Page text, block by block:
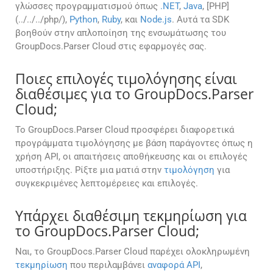
γλώσσες προγραμματισμού όπως .NET, Java, [PHP]
(../../../php/), Python, Ruby, και Node.js. Αυτά τα SDK
βοηθούν στην απλοποίηση της ενσωμάτωσης του
GroupDocs.Parser Cloud στις εφαρμογές σας.
Ποιες επιλογές τιμολόγησης είναι
διαθέσιμες για το GroupDocs.Parser
Cloud;
Το GroupDocs.Parser Cloud προσφέρει διαφορετικά
προγράμματα τιμολόγησης με βάση παράγοντες όπως η
χρήση API, οι απαιτήσεις αποθήκευσης και οι επιλογές
υποστήριξης. Ρίξτε μια ματιά στην τιμολόγηση για
συγκεκριμένες λεπτομέρειες και επιλογές.
Υπάρχει διαθέσιμη τεκμηρίωση για
το GroupDocs.Parser Cloud;
Ναι, το GroupDocs.Parser Cloud παρέχει ολοκληρωμένη
τεκμηρίωση που περιλαμβάνει αναφορά API,